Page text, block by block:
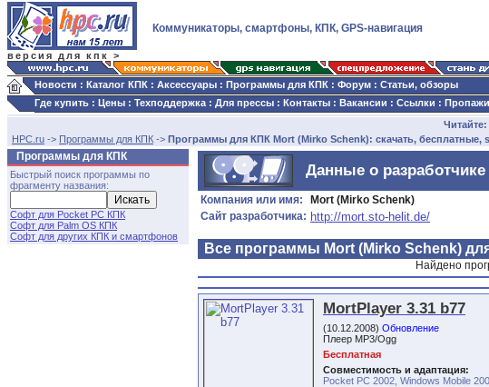
версия для кпк >
Коммуникаторы, смартфоны, КПК, GPS-навигация
Новости : Каталог КПК : Аксессуары : Программы для КПК : Форум : Статьи, обзоры
Где купить : Цены : Техподдержка : Для прессы : Контакты : Вакансии : Ссылки : Пропажи
Читайте:
HPC.ru -> Программы для КПК -> Программы для КПК Mort (Mirko Schenk): скачать, бесплатные,
Программы для КПК
Быстрый поиск программы по
фрагменту названия:
Софт для Pocket PC КПК
Софт для Palm OS КПК
Софт для других КПК и смартфонов
Данные о
Компания или имя:
Mort (Mirko Schenk)
Сайт разработчика: http://mort.sto-helit.de/
Все программы Mort (Mirko Schenk)
Найдено
MortPlayer 3.31 b77
(10.12.2008) Обновление
Плеер MP3/Ogg
Бесплатная
Совместимость и адаптация:
Pocket PC 2002, Windows Mobile